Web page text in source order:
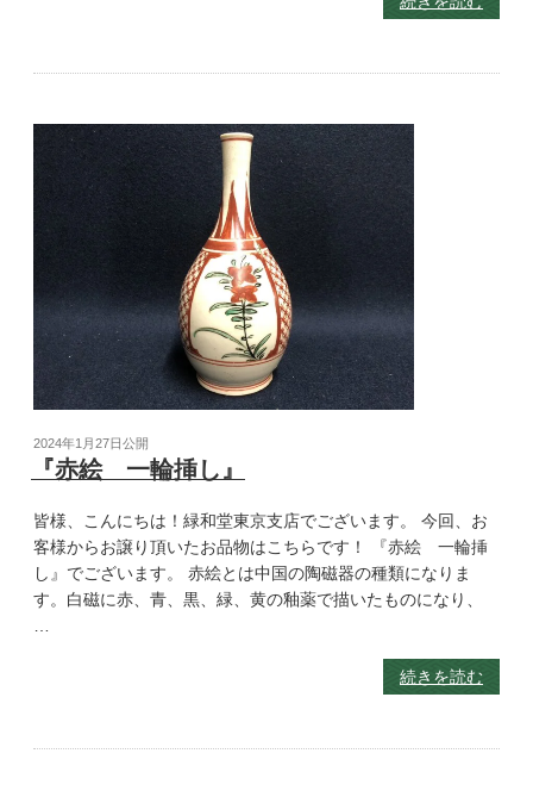
2024年1月27日公開
『赤絵 一輪挿し』
皆様、こんにちは！緑和堂東京支店でございます。 今回、お
客様からお譲り頂いたお品物はこちらです！ 『赤絵 一輪挿
し』でございます。 赤絵とは中国の陶磁器の種類になりま
す。白磁に赤、青、黒、緑、黄の釉薬で描いたものになり、
…
続きを読む